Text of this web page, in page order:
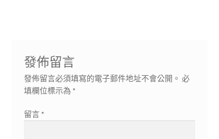
發佈留言
發佈留言必須填寫的電子郵件地址不會公開。 必
填欄位標示為 *
留言 *